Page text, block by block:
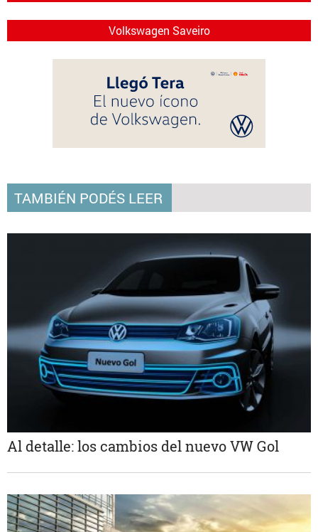
Volkswagen Saveiro
TAMBIÉN PODÉS LEER
Al detalle: los cambios del nuevo VW Gol